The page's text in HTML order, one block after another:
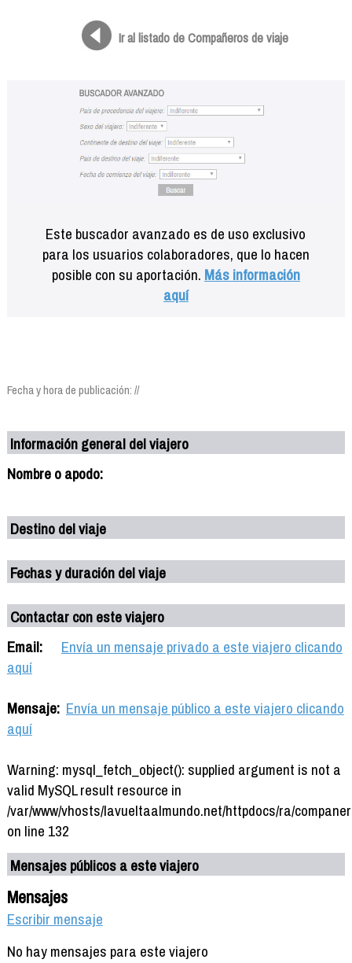
Ir al listado de Compañeros de viaje
Este buscador avanzado es de uso exclusivo
para los usuarios colaboradores, que lo hacen
posible con su aportación. Más información
aquí
Fecha y hora de publicación: //
Información general del viajero
Nombre o apodo:
Destino del viaje
Fechas y duración del viaje
Contactar con este viajero
Email:
Envía un mensaje privado a este viajero clicando
aquí
Mensaje: Envía un mensaje público a este viajero clicando
aquí
Warning: mysql_fetch_object(): supplied argument is not a
valid MySQL result resource in
/var/www/vhosts/lavueltaalmundo.net/httpdocs/ra/
on line 132
Mensajes públicos a este viajero
Mensajes
Escribir mensaje
No hay mensajes para este viajero